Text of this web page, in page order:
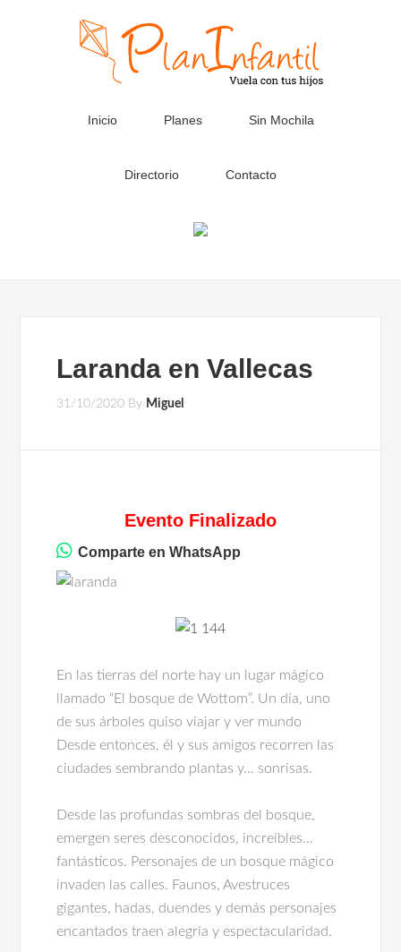
Inicio Planes Sin Mochila
Directorio Contacto
Laranda en Vallecas
31/10/2020 By Miguel
Evento Finalizado
Comparte en WhatsApp
En las tierras del norte hay un lugar mágico
llamado “El bosque de Wottom”. Un día, uno
de sus árboles quiso viajar y ver mundo
Desde entonces, él y sus amigos recorren las
ciudades sembrando plantas y… sonrisas.
Desde las profundas sombras del bosque,
emergen seres desconocidos, increíbles…
fantásticos. Personajes de un bosque mágico
invaden las calles. Faunos, Avestruces
gigantes, hadas, duendes y demás personajes
encantados traen alegría y espectacularidad.